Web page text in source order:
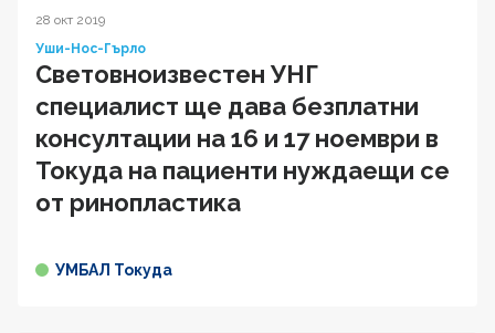
28 окт 2019
Уши-Нос-Гърло
Световноизвестен УНГ
специалист ще дава безплатни
консултации на 16 и 17 ноември в
Токуда на пациенти нуждаещи се
от ринопластика
УМБАЛ Токуда